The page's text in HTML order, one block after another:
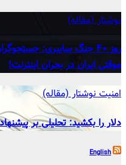
نوشتار (مقاله)
روز ۴۰ جنگ سایبری:
موقتی ایران در بحران اینترنت!
امنیتنوشتار (مقاله)
دلار را بکشید: تحلیلی بر
English